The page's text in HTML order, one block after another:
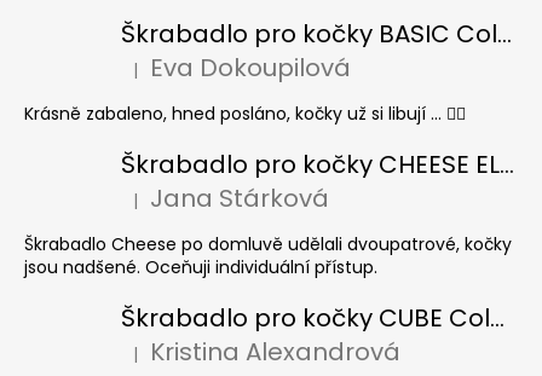
Škrabadlo pro kočky BASIC Colour
Hodnocení produktu je 5 z 5 hvězdiček.
| Eva Dokoupilová
Krásně zabaleno, hned posláno, kočky už si libují ... 👍🏻
Škrabadlo pro kočky CHEESE ELIPSE colour
Hodnocení produktu je 5 z 5 hvězdiček.
| Jana Stárková
Škrabadlo Cheese po domluvě udělali dvoupatrové, kočky
jsou nadšené. Oceňuji individuální přístup.
Škrabadlo pro kočky CUBE Colour
Hodnocení produktu je 5 z 5 hvězdiček.
| Kristina Alexandrová